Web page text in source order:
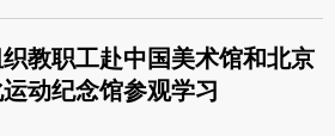
教职工赴中国美术馆和北京
动纪念馆参观学习